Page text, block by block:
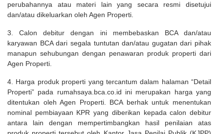
perubahannya atau materi lain yang secara resmi disetujui
dan/atau dikeluarkan oleh Agen Properti.
3. Calon debitur dengan ini membebaskan BCA dan/atau
karyawan BCA dari segala tuntutan dan/atau gugatan dari pihak
manapun sehubungan dengan penawaran produk properti dari
Agen Properti.
4. Harga produk properti yang tercantum dalam halaman “Detail
Properti” pada rumahsaya.bca.co.id ini merupakan harga yang
ditentukan oleh Agen Properti. BCA berhak untuk menentukan
nominal pembiayaan KPR yang diberikan kepada calon debitur
antara lain dengan mempertimbangkan hasil penilaian atas